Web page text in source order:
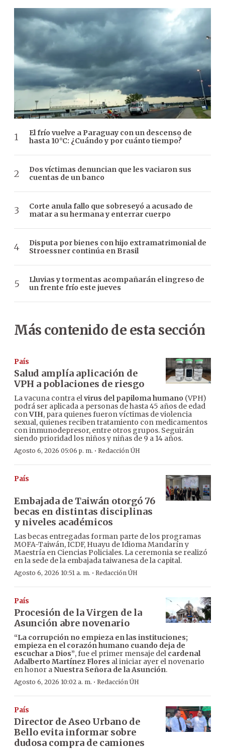
El frío vuelve a Paraguay con un descenso de
hasta 10°C: ¿Cuándo y por cuánto tiempo?
Dos víctimas denuncian que les vaciaron sus
cuentas de un banco
Corte anula fallo que sobreseyó a acusado de
matar a su hermana y enterrar cuerpo
Disputa por bienes con hijo extramatrimonial de
Stroessner continúa en Brasil
Lluvias y tormentas acompañarán el ingreso de
un frente frío este jueves
Más contenido de esta sección
País
Salud amplía aplicación de
VPH a poblaciones de riesgo
La vacuna contra elvirus del papiloma humano (VPH)
podrá ser aplicada a personas de hasta 45 años de edad
conVIH, para quienes fueron víctimas de violencia
sexual, quienes reciben tratamiento con medicamentos
con inmunodepresor, entre otros grupos. Seguirán
siendo prioridad los niños y niñas de 9 a 14 años.
Agosto 6, 2026 05:06 p. m. · Redacción ÚH
País
Embajada de Taiwán otorgó 76
becas en distintas disciplinas
y niveles académicos
Las becas entregadas forman parte de los programas
MOFA-Taiwán, ICDF, Huayu de Idioma Mandarín y
Maestría en Ciencias Policiales. La ceremonia se realizó
en la sede de la embajada taiwanesa de la capital.
Agosto 6, 2026 10:51 a. m. · Redacción ÚH
País
Procesión de la Virgen de la
Asunción abre novenario
“La corrupción no empieza en las instituciones;
empieza en el corazón humano cuando deja de
escuchar a Dios”, fue el primer mensaje del cardenal
Adalberto Martínez Flores al iniciar ayer el novenario
en honor aNuestra Señora de la Asunción.
Agosto 6, 2026 10:02 a. m. · Redacción ÚH
País
Director de Aseo Urbano de
Bello evita informar sobre
dudosa compra de camiones